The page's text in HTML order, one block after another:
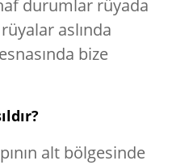
durumlar rüyada
aslında
bize
alt bölgesinde